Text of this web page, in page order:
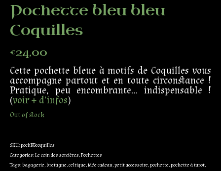
Pochette bleu bleu
Coquilles
€24,00
Cette pochette bleue à motifs de Coquilles vous
accompagne partout et en toute circonstance !
Pratique, peu encombrante… indispensable !
(voir + d’infos)
Out of stock
SKU:pochBBcoquilles
Categories:Le coin des sorcières,Pochettes
Tags: bagagerie, bretagne,celtique,idée cadeau,petit accessoire,pochette,pochette à tarot,